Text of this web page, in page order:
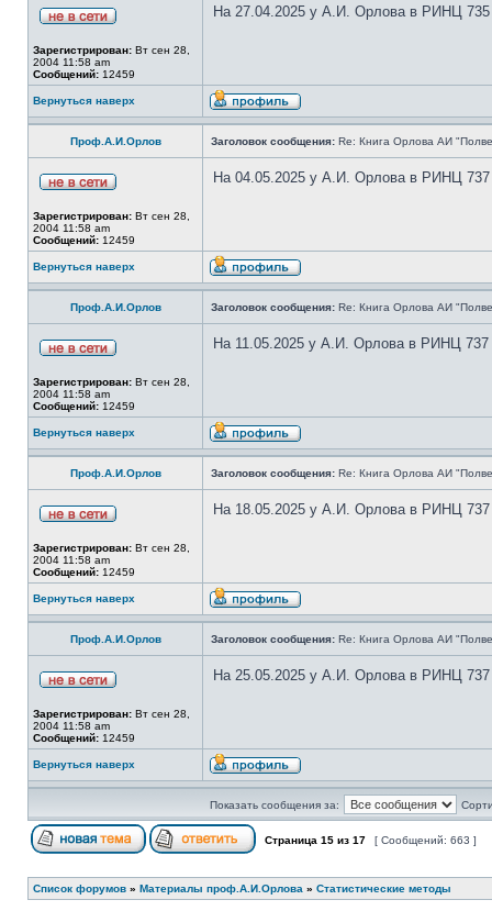
Зарегистрирован: Вт сен 28,
2004 11:58 am
Сообщений: 12459
На 27.04.2025 у А.И. Орлова в РИНЦ 735
Вернуться наверх
Проф.А.И.Орлов Заголовок сообщения: Re: Книга Орлова АИ
Зарегистрирован: Вт сен 28,
2004 11:58 am
Сообщений: 12459
На 04.05.2025 у А.И. Орлова в РИНЦ 737
Вернуться наверх
Проф.А.И.Орлов Заголовок сообщения: Re: Книга Орлова АИ
Зарегистрирован: Вт сен 28,
2004 11:58 am
Сообщений: 12459
На 11.05.2025 у А.И. Орлова в РИНЦ 737
Вернуться наверх
Проф.А.И.Орлов Заголовок сообщения: Re: Книга Орлова АИ
Зарегистрирован: Вт сен 28,
2004 11:58 am
Сообщений: 12459
На 18.05.2025 у А.И. Орлова в РИНЦ 737
Вернуться наверх
Проф.А.И.Орлов Заголовок сообщения: Re: Книга Орлова АИ
Зарегистрирован: Вт сен 28,
2004 11:58 am
Сообщений: 12459
На 25.05.2025 у А.И. Орлова в РИНЦ 737
Вернуться наверх
Показать сообщения за:
Страница 15 из 17 [ Сообщений: 663 ]
Список форумов » Материалы проф.А.И.Орлова » Статистические методы